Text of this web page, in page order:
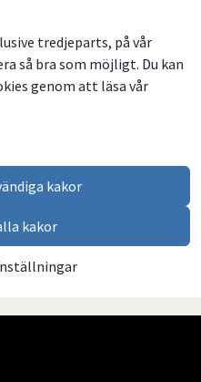
tredjeparts, på vår
så bra som möjligt. Du kan
genom att läsa vår
kakor
kakor